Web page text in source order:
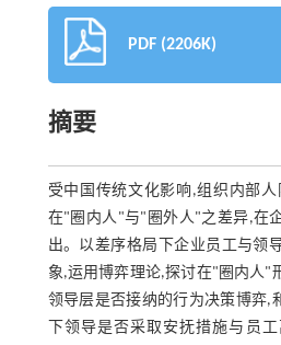
PDF (2206K)
摘要
受中国传统文化影响,组织内部
在"圈内人"与"圈外人"之差异,在
出。以差序格局下企业员工与领
象,运用博弈理论,探讨在"圈内人"
领导层是否接纳的行为决策博弈,
下领导是否采取安抚措施与员